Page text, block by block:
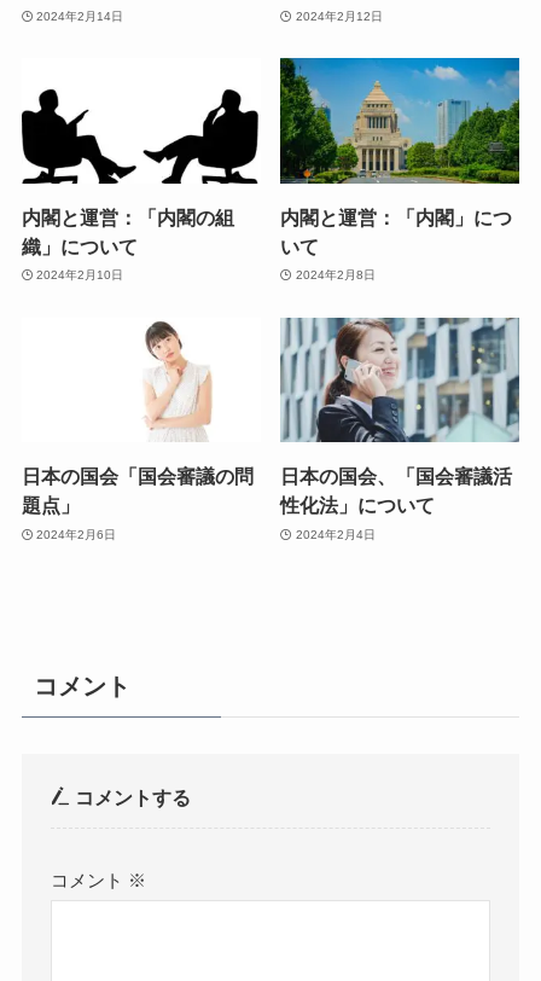
2024年2月14日 2024年2月12日
内閣と運営：「内閣の組
織」について
2024年2月10日
内閣と運営：「内閣」につ
いて
2024年2月8日
日本の国会「国会審議の問
題点」
2024年2月6日
日本の国会、「国会審議活
性化法」について
2024年2月4日
コメント
コメントする
コメント ※